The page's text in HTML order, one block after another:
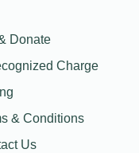
Donate
Charge
& Conditions
Us